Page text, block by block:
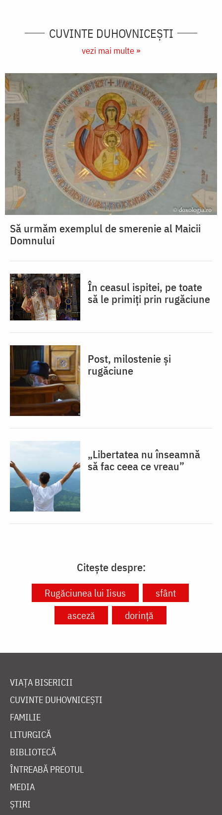
CUVINTE DUHOVNICEȘTI
vezi mai multe »
Să urmăm exemplul de smerenie al Maicii
Domnului
În ceasul ispitei, pe toate
să le primiți prin rugăciune
Post, milostenie și
rugăciune
„Libertatea nu înseamnă
să fac ceea ce vreau”
Citește despre:
Rugăciunea lui Iisus
sfânt
asceză
dorință
VIAȚA BISERICII
CUVINTE DUHOVNICEȘTI
FAMILIE
LITURGICĂ
BIBLIOTECĂ
ÎNTREABĂ PREOTUL
MEDIA
ȘTIRI